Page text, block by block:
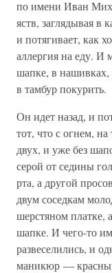
по имени Иван
яств, заглядывая в
и потягивает, как
аллергия на еду. И
шапке, в
в тамбур покурить.
Он идет назад, и
тот, что с огнем,
двух, и уже без
серой от седины
рта, а другой
двум соседкам
шерстяном платке,
шапке. И чего-то
развеселились, и
маникюр —